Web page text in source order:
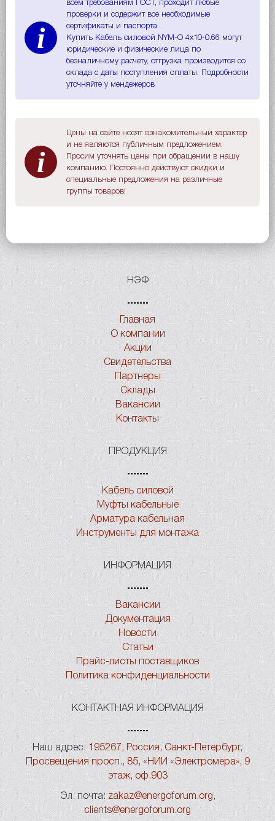
i
всем требованиям ГОСТ, проходит любые
проверки и содержит все необходимые
сертификаты и паспорта.
Купить Кабель силовой NYM-O 4х10-0.66 могут
юридические и физические лица по
безналичному расчету, отгрузка производится со
склада с даты поступления оплаты. Подробности
уточняйте у мендежеров
i
Цены на сайте носят ознакомительный характер
и не являются публичным предложением.
Просим уточнять цены при обращении в нашу
компанию. Постоянно действуют скидки и
специальные предложения на различные
группы товаров!
НЭФ
Главная
О компании
Акции
Свидетельства
Партнеры
Склады
Вакансии
Контакты
ПРОДУКЦИЯ
Кабель силовой
Муфты кабельные
Арматура кабельная
Инструменты для монтажа
ИНФОРМАЦИЯ
Вакансии
Документация
Новости
Статьи
Прайс-листы поставщиков
Политика конфиденциальности
КОНТАКТНАЯ ИНФОРМАЦИЯ
Наш адрес: 195267, Россия, Санкт-Петербург,
Просвещения просп., 85, «НИИ «Электромера», 9
этаж, оф.903
Эл. почта: zakaz@energoforum.org ,
clients@energoforum.org